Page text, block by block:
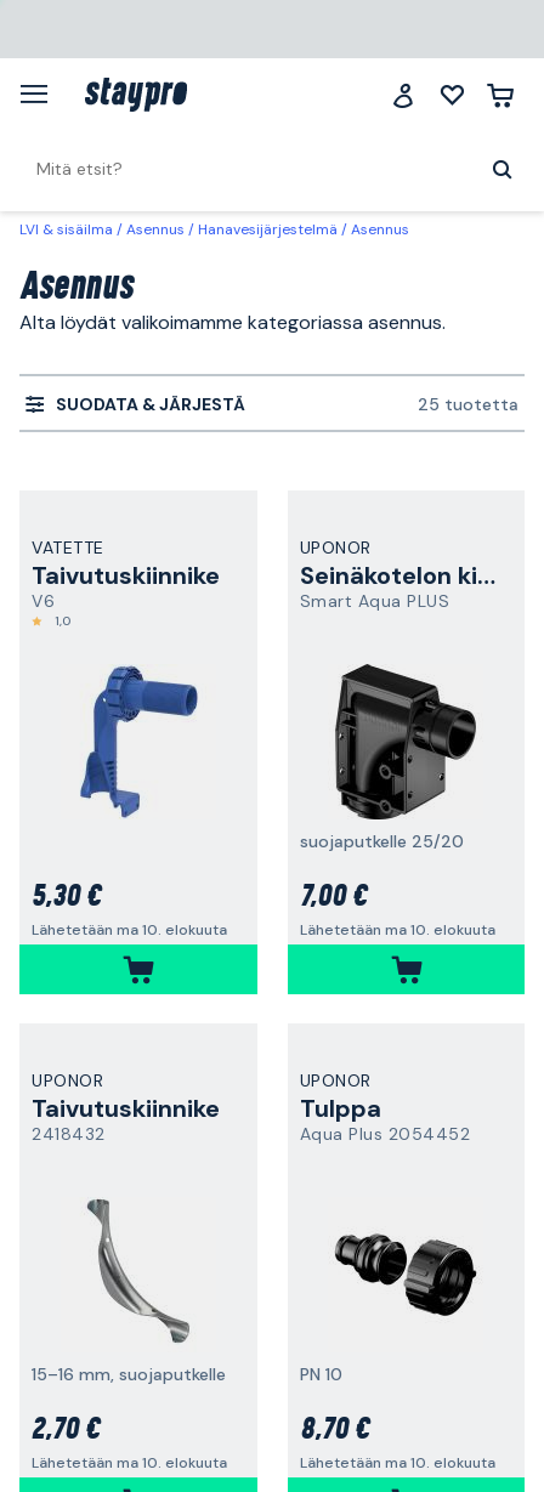
LVI & sisäilma Asennus Hanavesijärjestelmä Asennus
Asennus
Alta löydät valikoimamme kategoriassa asennus.
SUODATA & JÄRJESTÄ 25 tuotetta
VATETTE
Taivutuskiinnike
V6
1,0
5,30 €
Lähetetään ma 10. elokuuta
UPONOR
Seinäkotelon kiinnike
Smart Aqua PLUS
suojaputkelle 25/20
7,00 €
Lähetetään ma 10. elokuuta
UPONOR
Taivutuskiinnike
2418432
15–16 mm, suojaputkelle
2,70 €
Lähetetään ma 10. elokuuta
UPONOR
Tulppa
Aqua Plus 2054452
PN 10
8,70 €
Lähetetään ma 10. elokuuta